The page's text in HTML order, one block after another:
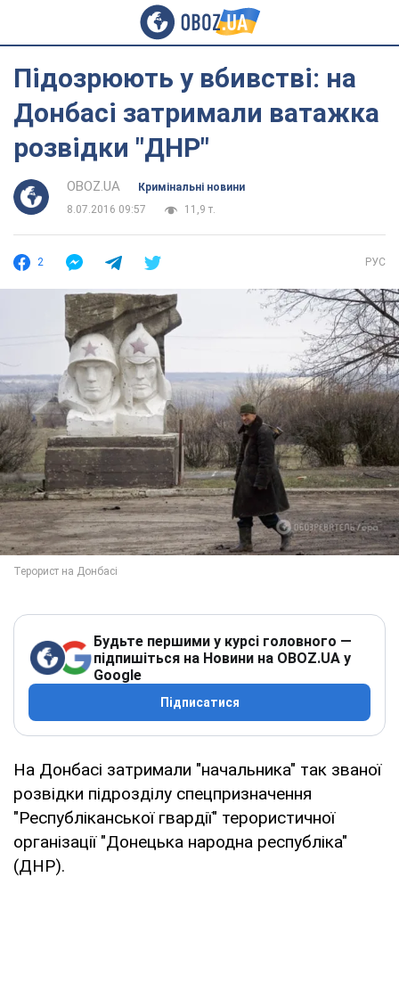
Підозрюють у вбивстві: на
Донбасі затримали ватажка
розвідки "ДНР"
OBOZ.UA
Кримінальні новини
8.07.2016 09:57
11,9 т.
2 РУС
Будьте першими у курсі головного —
підпишіться на Новини на OBOZ.UA у
Google
Підписатися
На Донбасі затримали "начальника" так званої
розвідки підрозділу спецпризначення
"Республіканської гвардії" терористичної
організації "Донецька народна республіка"
(ДНР).